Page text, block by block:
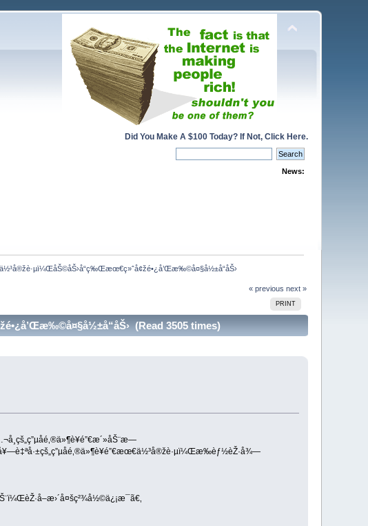
Did You Make A $100 Today? If Not, Click Here.
News:
« previous next »
PRINT
(Read 3505 times)